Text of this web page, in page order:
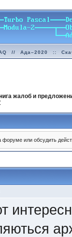
// Ада–2020 ::
жалоб и
или обсудить